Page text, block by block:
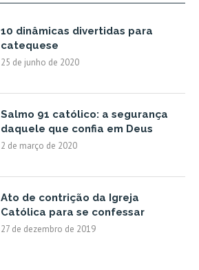
10 dinâmicas divertidas para
catequese
25 de junho de 2020
Salmo 91 católico: a segurança
daquele que confia em Deus
2 de março de 2020
Ato de contrição da Igreja
Católica para se confessar
27 de dezembro de 2019